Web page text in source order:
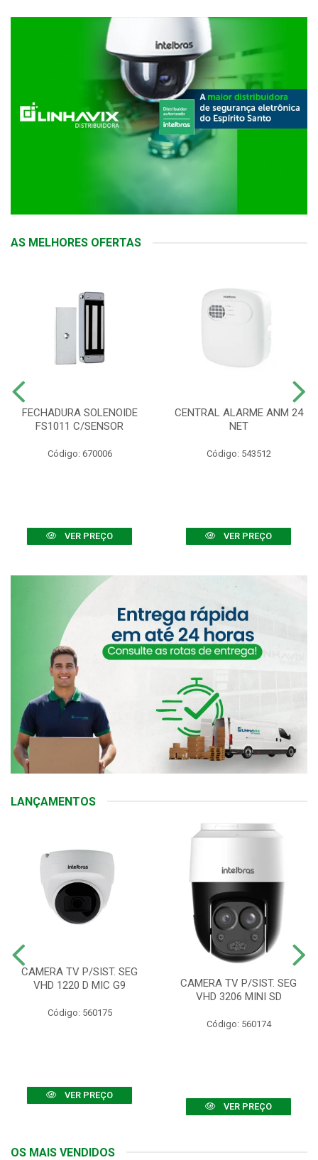
AS MELHORES OFERTAS
FECHADURA SOLENOIDE
FS1011 C/SENSOR
Código: 670006
VER PREÇO
CENTRAL ALARME ANM 24
NET
Código: 543512
VER PREÇO
LANÇAMENTOS
CAMERA TV P/SIST. SEG
VHD 1220 D MIC G9
Código: 560175
VER PREÇO
CAMERA TV P/SIST. SEG
VHD 3206 MINI SD
Código: 560174
VER PREÇO
OS MAIS VENDIDOS